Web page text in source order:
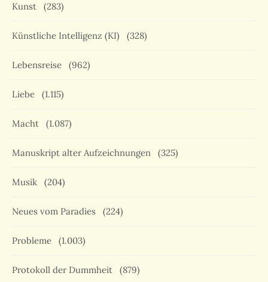
Kunst (283)
Künstliche Intelligenz (KI) (328)
Lebensreise (962)
Liebe (1.115)
Macht (1.087)
Manuskript alter Aufzeichnungen (325)
Musik (204)
Neues vom Paradies (224)
Probleme (1.003)
Protokoll der Dummheit (879)